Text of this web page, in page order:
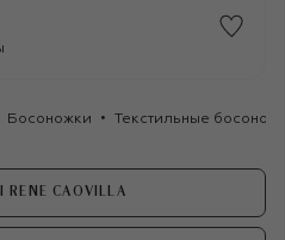
Босоножки Текстильные
CAOVILLA